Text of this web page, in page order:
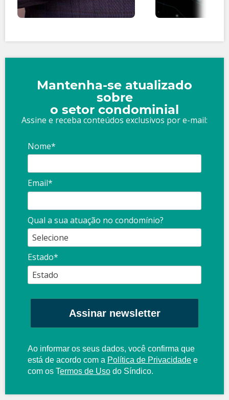
Mantenha-se atualizado
sobre
o setor condominial
Assine e receba conteúdos exclusivos por e-mail:
Nome*
Email*
Qual a sua atuação no condomínio?
Estado*
Assinar newsletter
Ao informar os seus dados, você confirma que
está de acordo com a Política de Privacidade e
com os Termos de Uso do Síndico.